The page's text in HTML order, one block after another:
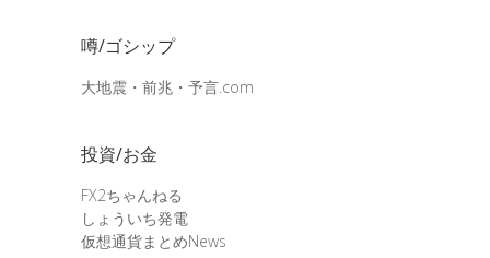
噂/ゴシップ
大地震・前兆・予言.com
投資/お金
FX2ちゃんねる
しょういち発電
仮想通貨まとめNews